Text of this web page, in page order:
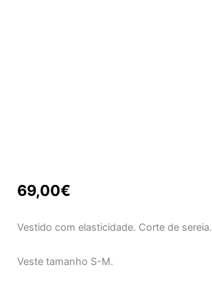
69,00€
Vestido com elasticidade. Corte de sereia.
Veste tamanho S-M.